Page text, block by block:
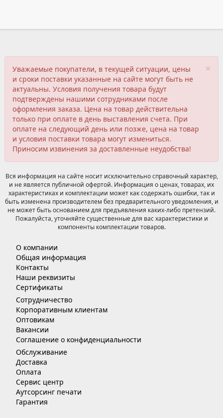
×
Уважаемые покупатели, в текущей ситуации, цены
и сроки поставки указанные на сайте могут быть не
актуальны. Условия получения товара будут
подтверждены нашими сотрудниками после
оформления заказа. Цена на товар действительна
только при оплате в день выставления счета. При
оплате на следующий день или позже, цена на товар
и условия поставки товара могут измениться.
Приносим извинения за доставленные неудобства!
Вся информация на сайте носит исключительно справочный характер,
и не является публичной офертой. Информация о ценах, товарах, их
характеристиках и комплектации может как содержать ошибки, так и
быть изменена производителем без предварительного уведомления, и
не может быть основанием для предъявления каких-либо претензий.
Пожалуйста, уточняйте существенные для вас характеристики и
компоненты комплектации товаров.
О компании
Общая информация
Контакты
Наши реквизиты
Сертификаты
Сотрудничество
Корпоративным клиентам
Оптовикам
Вакансии
Соглашение о конфиденциальности
Обслуживание
Доставка
Оплата
Сервис центр
Аутсорсинг печати
Гарантия